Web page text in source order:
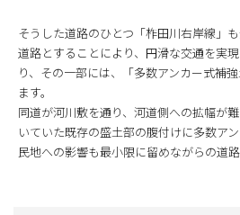
そうした道路のひとつ「柞田川右岸線」
道路とすることにより、円滑な交通を実
り、その一部には、「多数アンカー式補
ます。
同道が河川敷を通り、河道側への拡幅が
いていた既存の盛土部の腹付けに多数ア
民地への影響も最小限に留めながらの道